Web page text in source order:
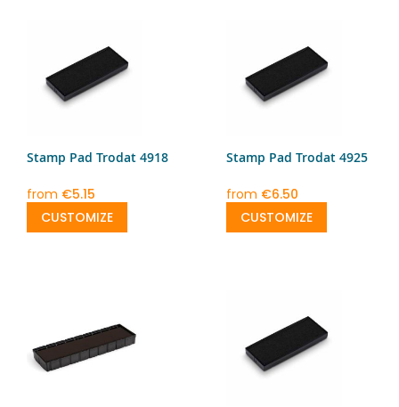
Stamp Pad Trodat 4918
from €5.15
CUSTOMIZE
Stamp Pad Trodat 4925
from €6.50
CUSTOMIZE